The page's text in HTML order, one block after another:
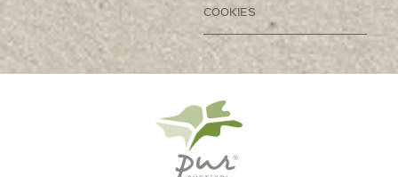
COOKIES